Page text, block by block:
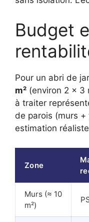
Budget
Pour un abri de
m² (environ 2 x 3
à traiter
de parois (murs
estimation
Zone
Murs (≈ 10
m²)